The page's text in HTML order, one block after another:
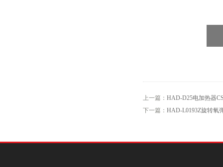
上一篇： HAD-D25电加热器
下一篇： HAD-L0193Z旋转氧